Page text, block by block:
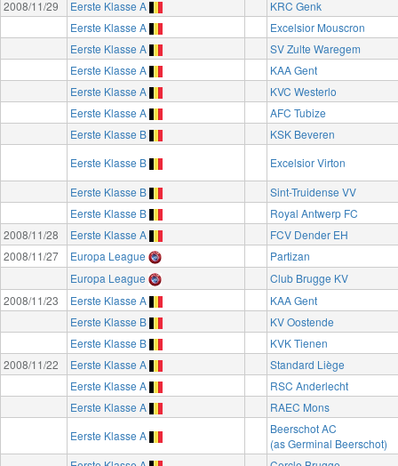
2008/11/29
Eerste Klasse A
KRC Genk
Eerste Klasse A
Excelsior Mouscron
Eerste Klasse A
SV Zulte Waregem
Eerste Klasse A
KAA Gent
Eerste Klasse A
KVC Westerlo
Eerste Klasse A
AFC Tubize
Eerste Klasse B
KSK Beveren
Eerste Klasse B
Excelsior Virton
Eerste Klasse B
Sint-Truidense VV
Eerste Klasse B
Royal Antwerp FC
2008/11/28
Eerste Klasse A
FCV Dender EH
2008/11/27
Europa League
Partizan
Europa League
Club Brugge KV
2008/11/23
Eerste Klasse A
KAA Gent
Eerste Klasse B
KV Oostende
Eerste Klasse B
KVK Tienen
2008/11/22
Eerste Klasse A
Standard Liège
Eerste Klasse A
RSC Anderlecht
Eerste Klasse A
RAEC Mons
Eerste Klasse A
Beerschot AC
(as Germinal Beerschot)